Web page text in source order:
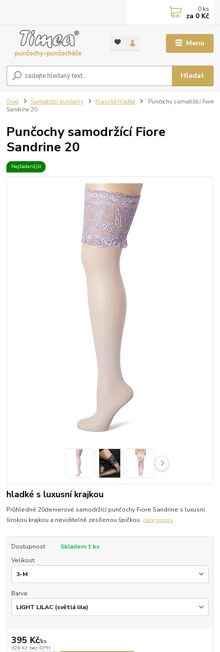
Menu
Hledat
0 ks
za 0 Kč
Úvod Samodržící punčochy Klasické hladké
Punčochy samodržící Fiore
Sandrine 20
Punčochy samodržící Fiore
Sandrine 20
Nejžádanější
hladké s luxusní krajkou
Průhledné 20denierové samodržící punčochy Fiore Sandrine s luxusní
širokou krajkou a neviditelně zesílenou špičkou. celý popis
Dostupnost
Skladem 1 ks
Velikost:
Barva:
395 Kč/ks
326 Kč bez DPH